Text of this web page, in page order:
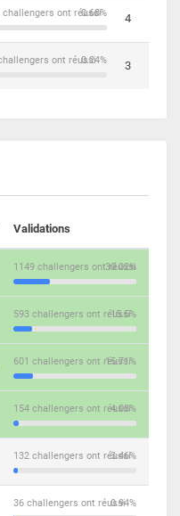
0.68%
challengers ont réussi 4
0.24%
ont réussi 3
Validations
30.02%
1149 challengers ont réussi
15.5%
593 challengers ont réussi
15.71%
601 challengers ont réussi
4.03%
154 challengers ont réussi
3.46%
132 challengers ont réussi
0.94%
36 challengers ont réussi